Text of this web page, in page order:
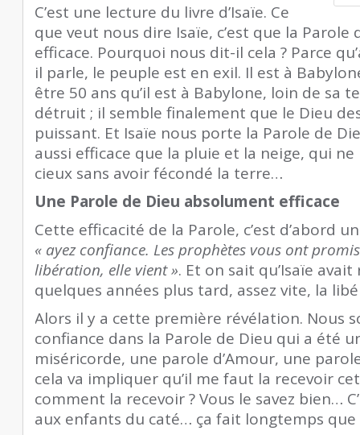
C’est une lecture du livre d’Isaïe. Ce
que veut nous dire Isaïe, c’est que la
efficace. Pourquoi nous dit-il cela ? Parce
il parle, le peuple est en exil. Il est à
être 50 ans qu’il est à Babylone, loin de sa
détruit ; il semble finalement que le Dieu
puissant. Et Isaïe nous porte la Parole de
aussi efficace que la pluie et la neige, qui
cieux sans avoir fécondé la terre…
Une Parole de Dieu absolument efficace
Cette efficacité de la Parole, c’est d’abord
« ayez confiance. Les prophètes vous ont
libération, elle vient ». Et on sait qu’Isaïe
quelques années plus tard, assez vite, la
Alors il y a cette première révélation. Nous
confiance dans la Parole de Dieu qui a été
miséricorde, une parole d’Amour, une
cela va impliquer qu’il me faut la recevoir
comment la recevoir ? Vous le savez bien…
aux enfants du caté… ça fait longtemps que